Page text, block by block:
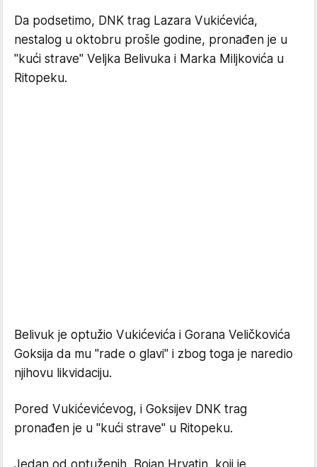
Da podsetimo, DNK trag Lazara Vukićevića,
nestalog u oktobru prošle godine, pronađen je u
"kući strave" Veljka Belivuka i Marka Miljkovića u
Ritopeku.
Belivuk je optužio Vukićevića i Gorana Veličkovića
Goksija da mu "rade o glavi" i zbog toga je naredio
njihovu likvidaciju.
Pored Vukićevićevog, i Goksijev DNK trag
pronađen je u "kući strave" u Ritopeku.
Jedan od optuženih, Bojan Hrvatin, koji je